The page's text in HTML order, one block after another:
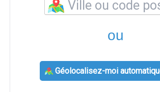
ou
Géolocalisez-moi